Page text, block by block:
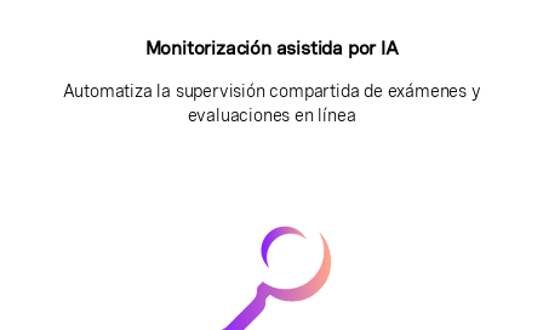
Monitorización asistida por IA
Automatiza la supervisión compartida de exámenes y
evaluaciones en línea